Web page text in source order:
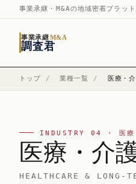
事業承継・M&Aの地域密着プラッ
事業承継M&A
調査君
トップ / 業種一覧 / 医療・
INDUSTRY 04 · 医療
医療・介
HEALTHCARE & LONG-